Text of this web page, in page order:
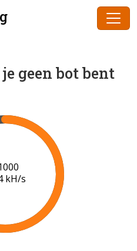
geen bot bent
kH/s